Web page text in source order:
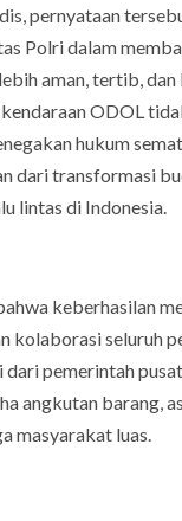
pernyataan
Polri dalam
aman, tertib,
ODOL
hukum
dari transformasi
lintas di Indonesia.
keberhasilan
kolaborasi seluruh
dari pemerintah
angkutan barang,
masyarakat luas.